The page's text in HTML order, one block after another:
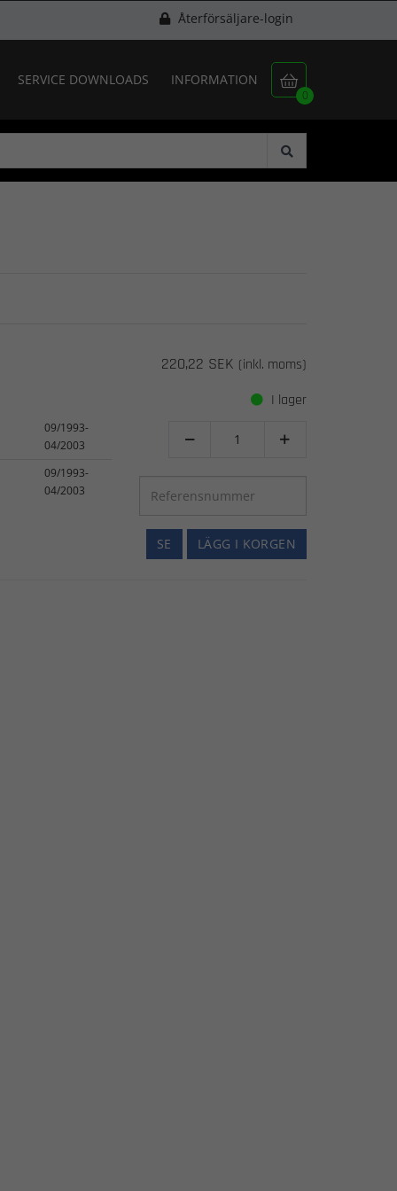
Återförsäljare-login

0
SERVICE DOWNLOADS INFORMATION
09/1993-
04/2003
09/1993-
04/2003
220,22 SEK (inkl. moms)
I lager
 
LÄGG I KORGEN
SE